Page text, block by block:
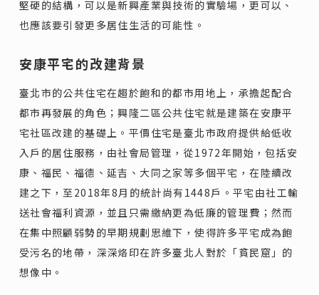
堅硬的結構，可以是新興產業與技術的實驗場，更可以、
也應該要引發更多居住生活的可能性。
安康平宅的改建背景
臺北市的公共住宅在趨於飽和的都市用地上，承擔起配合
都市再發展的角色；興隆二區公共住宅就是建築在安康平
宅社區改建的基礎上。平價住宅是臺北市政府提供給低收
入戶的居住服務，由社會局管理，從1972年開始，包括安
康、福民、福德、延吉、大同之家等多個平宅，在陸續改
建之下，至2018年8月的統計尚有1448戶。平宅由社工輸
送社會福利資源，並且只需繳納更為低廉的管理費；然而
在集中照顧弱勢的早期規劃思維下，使得許多平宅成為飽
受污名的地帶，深深烙印在許多臺北人對於「貧民窟」的
想像中。